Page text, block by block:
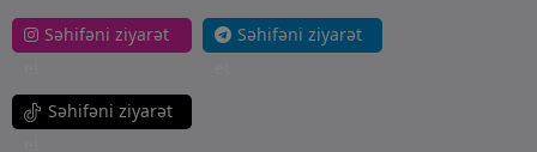
Səhifəni ziyarət
Səhifəni ziyarət
Səhifəni ziyarət